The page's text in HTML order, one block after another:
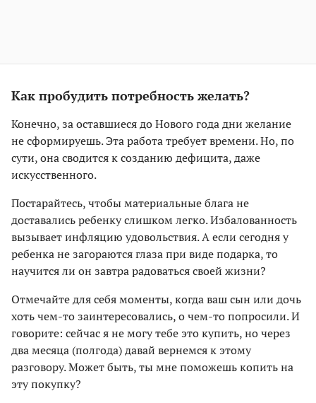
Как пробудить потребность желать?
Конечно, за оставшиеся до Нового года дни желание
не сформируешь. Эта работа требует времени. Но, по
сути, она сводится к созданию дефицита, даже
искусственного.
Постарайтесь, чтобы материальные блага не
доставались ребенку слишком легко. Избалованность
вызывает инфляцию удовольствия. А если сегодня у
ребенка не загораются глаза при виде подарка, то
научится ли он завтра радоваться своей жизни?
Отмечайте для себя моменты, когда ваш сын или дочь
хоть чем-то заинтересовались, о чем-то попросили. И
говорите: сейчас я не могу тебе это купить, но через
два месяца (полгода) давай вернемся к этому
разговору. Может быть, ты мне поможешь копить на
эту покупку?